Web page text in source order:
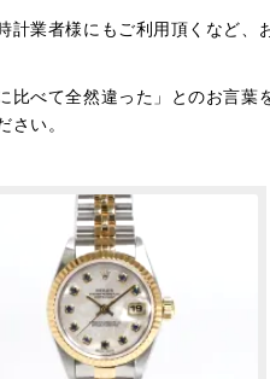
業者様にもご利用頂くなど、
比べて全然違った」とのお言葉
さい。